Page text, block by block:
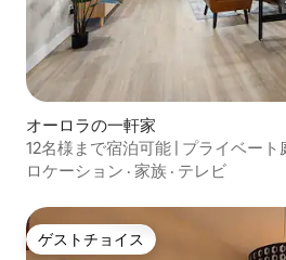
オーロラの一軒家
12名様まで宿泊可能 | プライベート
ツ近く
ロケーション · 家族 · テレビ
ゲストチョイス
ゲストチョイス